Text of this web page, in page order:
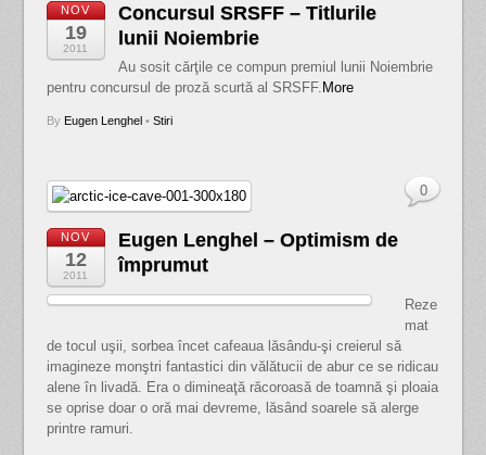
NOV
19
2011
Concursul SRSFF – Titlurile
lunii Noiembrie
Au sosit cărţile ce compun premiul lunii Noiembrie
pentru concursul de proză scurtă al SRSFF. More
By Eugen Lenghel• Stiri
NOV
12
2011
Eugen Lenghel – Optimism de
împrumut
Reze
mat
de tocul uşii, sorbea încet cafeaua lăsându-şi creierul să
imagineze monştri fantastici din vălătucii de abur ce se ridicau
alene în livadă. Era o dimineaţă răcoroasă de toamnă şi ploaia
se oprise doar o oră mai devreme, lăsând soarele să alerge
printre ramuri.
0